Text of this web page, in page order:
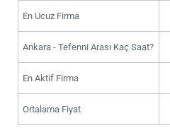
En Ucuz Firma
Ankara - Tefenni Arası Kaç Saat?
En Aktif Firma
Ortalama Fiyat